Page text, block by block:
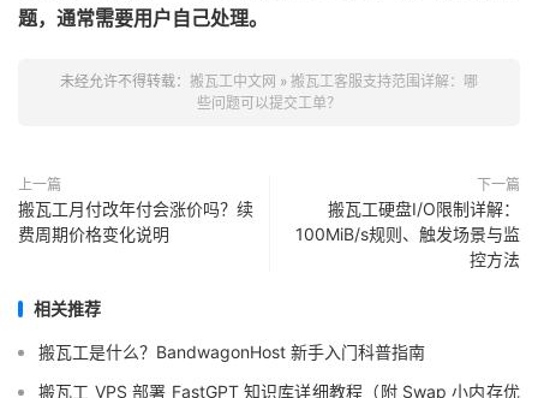
题，通常需要用户自己处理。
未经允许不得转载： 搬瓦工中文网 » 搬瓦工客服支持范围详解：哪
些问题可以提交工单？
上一篇
搬瓦工月付改年付会涨价吗？续
费周期价格变化说明
下一篇
搬瓦工硬盘I/O限制详解：
100MiB/s规则、触发场景与监
控方法
相关推荐
搬瓦工是什么？BandwagonHost 新手入门科普指南
搬瓦工 VPS 部署 FastGPT 知识库详细教程（附 Swap 小内存优